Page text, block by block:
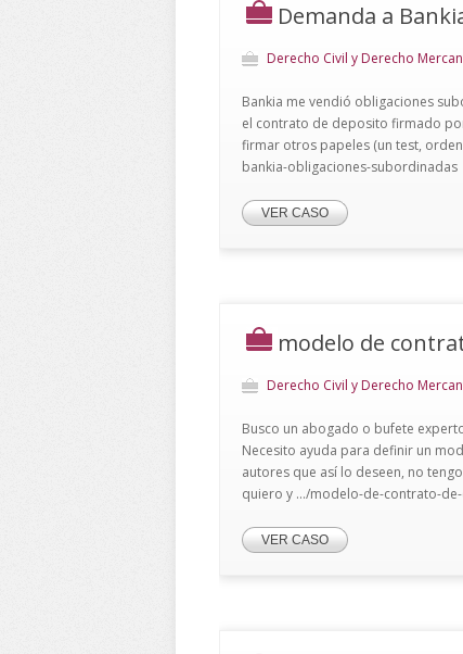
Demanda a
Derecho Civil y Derecho
Bankia me vendió obligaciones
el contrato de deposito firmado
firmar otros papeles (un test,
bankia-obligaciones-subordinadas
VER CASO
modelo de
Derecho Civil y Derecho
Busco un abogado o bufete
Necesito ayuda para definir un
autores que así lo deseen, no
quiero y .../modelo-de-contrato-
VER CASO